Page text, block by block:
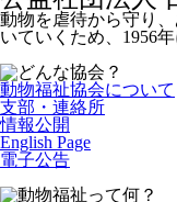
動物を虐待から守り
いていくため、1956
動物福祉協会について
支部・連絡所
情報公開
English Page
電子公告